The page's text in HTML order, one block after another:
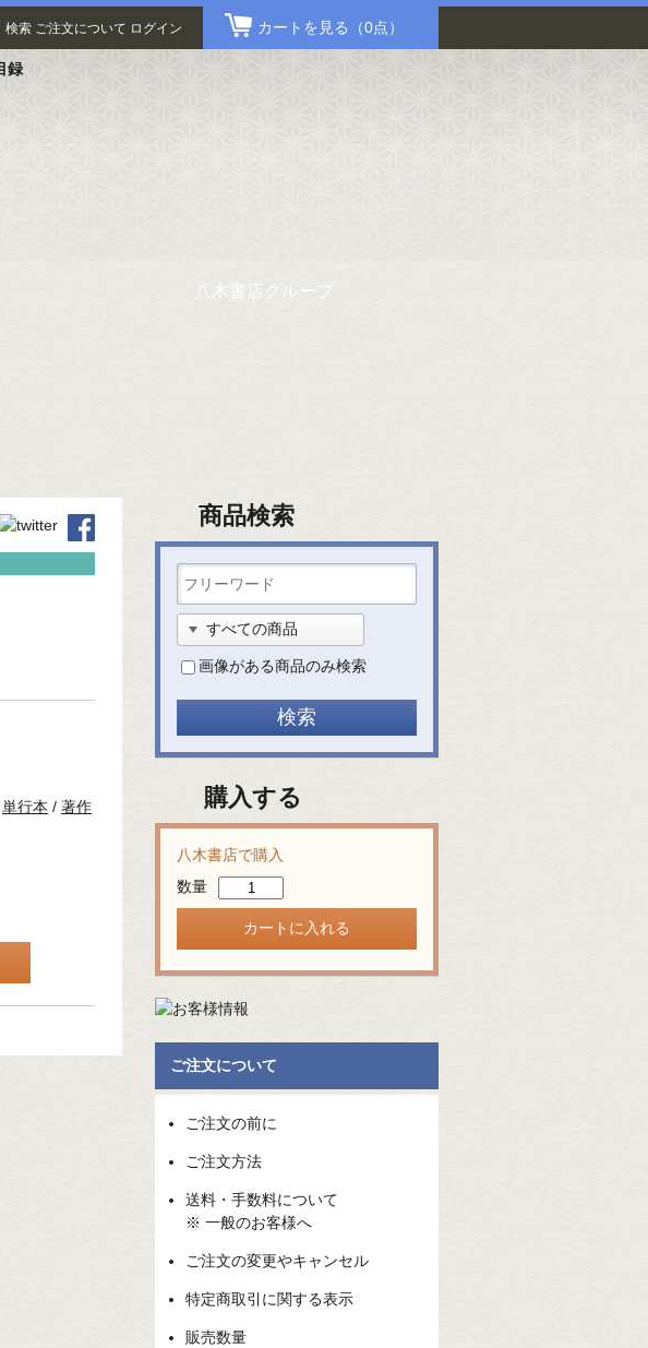
検索 ご注文について ログイン カートを見る （0点）
八木書店グループ
単行本 / 著作
商品検索
画像がある商品のみ検索
購入する
八木書店で購入
数量
ご注文について
ご注文の前に
ご注文方法
送料・手数料について
※ 一般のお客様へ
ご注文の変更やキャンセル
特定商取引に関する表示
販売数量